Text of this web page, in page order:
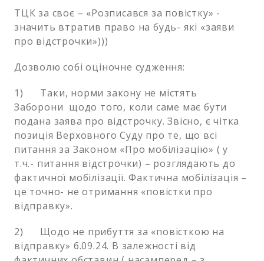
ТЦК за своє – «Розписався за повістку» -
значить втратив право на будь- які «заяви
про відстрочки»)))
Дозволю собі оціночне судження:
1) Таки, норми закону не містять
Заборони щодо того, коли саме має бути
подана заява про відстрочку. Звісно, є чітка
позиція Верховного Суду про те, що всі
питання за Законом «Про мобілізацію» ( у
т.ч.- питання відстрочки) – розглядають до
фактичної мобілізації. Фактична мобілізація –
це точно- не отримання «повістки про
відправку».
2) Щодо не прибуття за «повісткою на
відправку» 6.09.24. В залежності від